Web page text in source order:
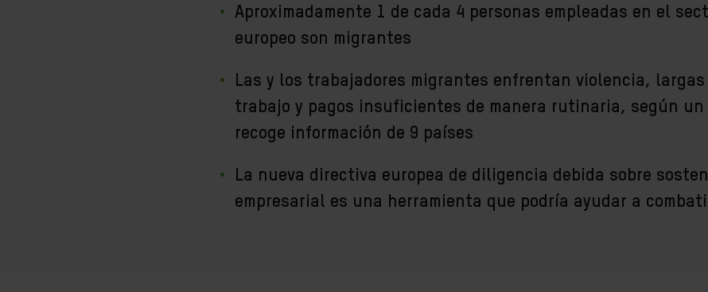
Aproximadamente 1 de cada 4 personas empleadas en el
europeo son migrantes
Las y los trabajadores migrantes enfrentan violencia, largas
trabajo y pagos insuficientes de manera rutinaria, según un
recoge información de 9 países
La nueva directiva europea de diligencia debida sobre
empresarial es una herramienta que podría ayudar a